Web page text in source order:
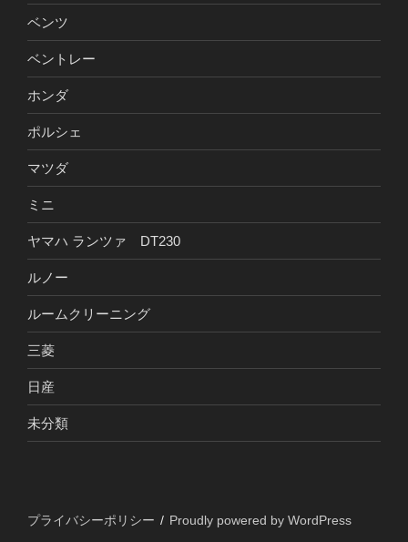
ベンツ
ベントレー
ホンダ
ポルシェ
マツダ
ミニ
ヤマハ ランツァ DT230
ルノー
ルームクリーニング
三菱
日産
未分類
プライバシーポリシー Proudly powered by WordPress